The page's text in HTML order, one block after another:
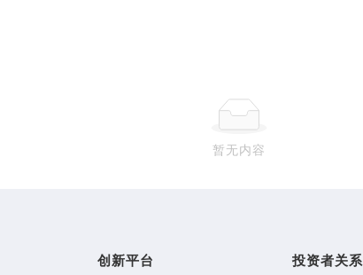
暂无内容
创新平台 投资者关系